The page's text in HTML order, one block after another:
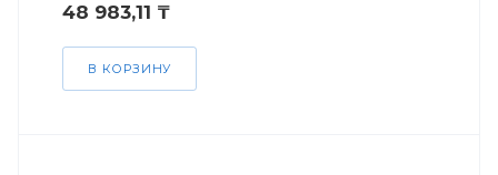
48 983,11 ₸
В КОРЗИНУ